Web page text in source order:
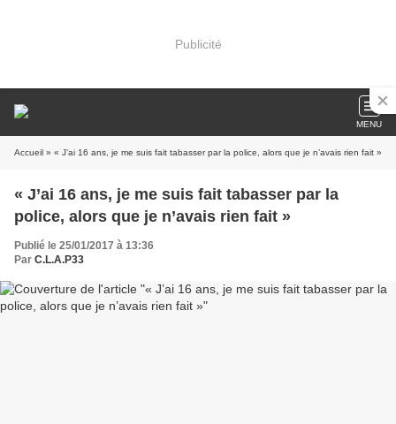
Publicité
MENU
Accueil » « J’ai 16 ans, je me suis fait tabasser par la police, alors que je n’avais rien fait »
« J’ai 16 ans, je me suis fait tabasser par la
police, alors que je n’avais rien fait »
Publié le 25/01/2017 à 13:36
Par C.L.A.P33